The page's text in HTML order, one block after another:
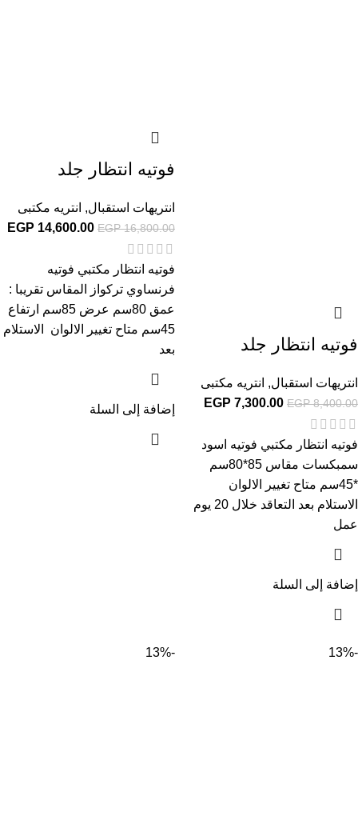
فوتيه انتظار جلد
انتريهات استقبال, انتريه مكتبى
EGP8,400.00
EGP 7,300.00
فوتيه انتظار مكتبي فوتيه اسود
سمبكسات مقاس 85*80سم
*45سم متاح تغيير الالوان
الاستلام بعد التعاقد خلال 20 يوم
عمل
إضافة إلى السلة
فوتيه انتظار جلد
انتريهات استقبال, انتريه مكتبى
EGP16,800.00
EGP 14,600.00
فوتيه انتظار مكتبي فوتيه
فرنساوي تركواز المقاس تقريبا :
عمق 80سم عرض 85سم ارتفاع
45سم متاح تغيير الالوان الاستلام
بعد
إضافة إلى السلة
-13%
-13%